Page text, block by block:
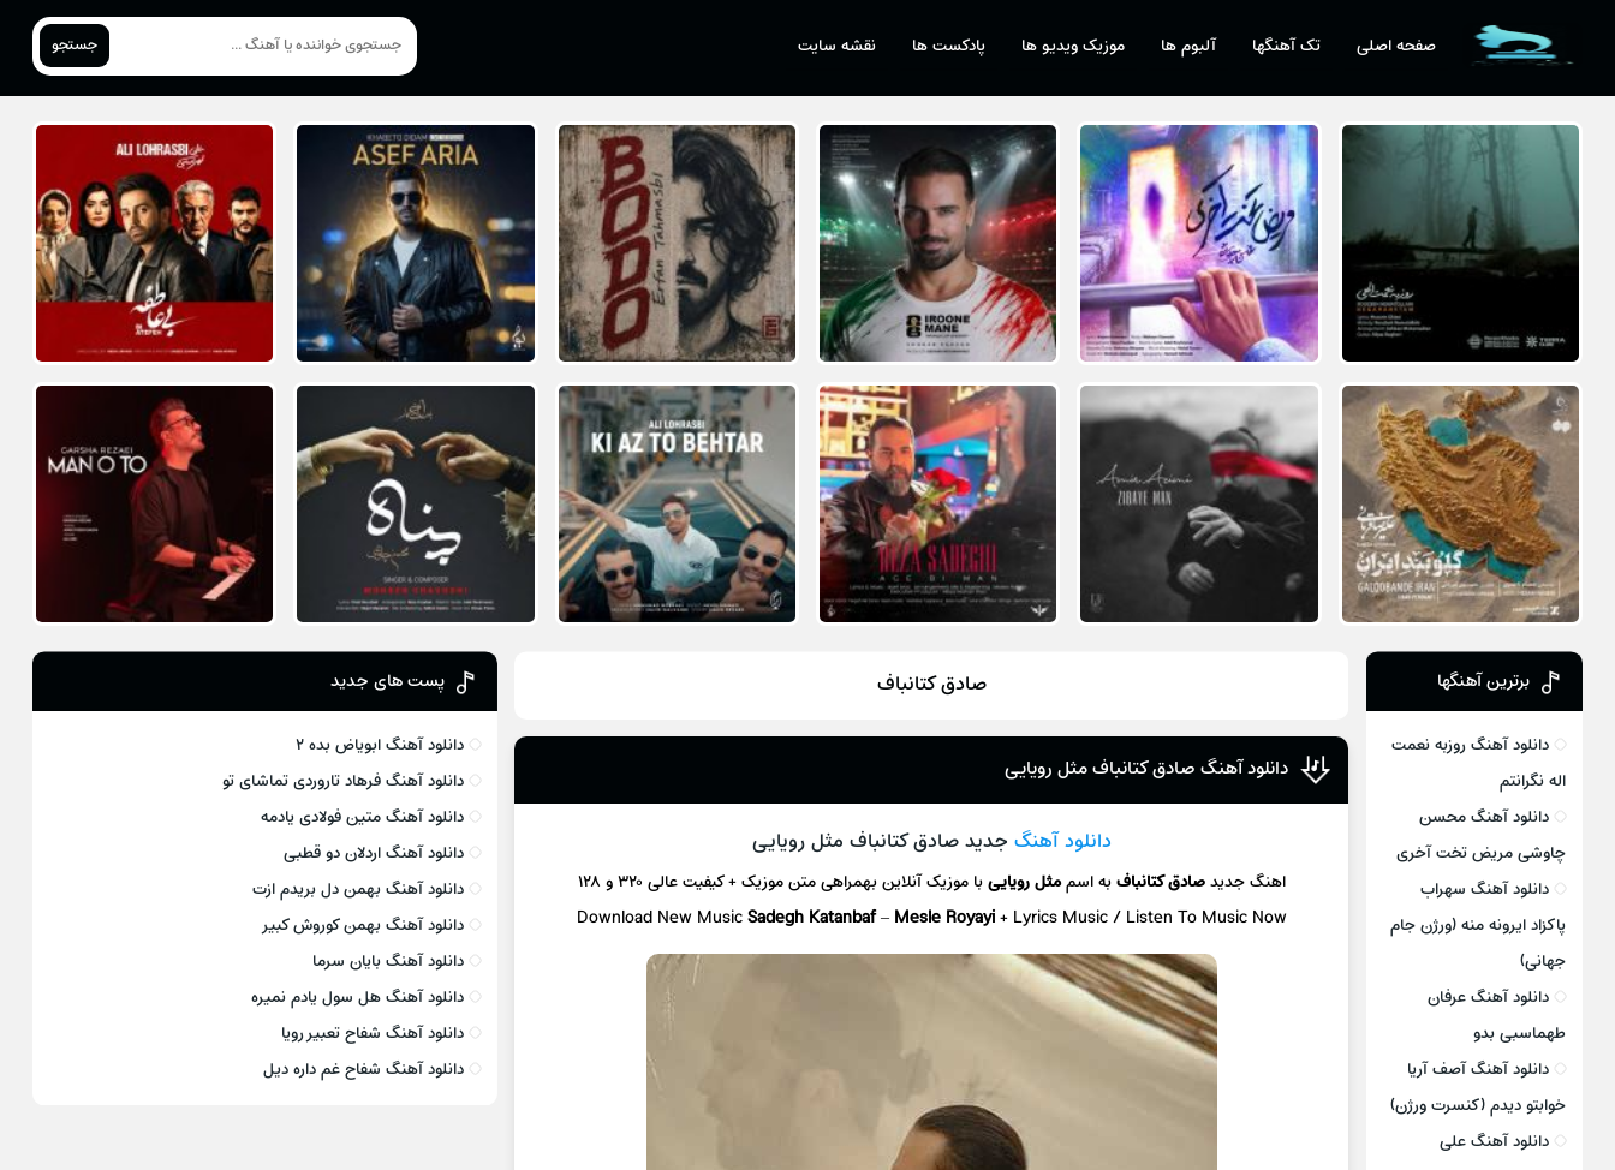
صفحه اصلی تک آهنگها آلبوم ها موزیک ویدیو ها پادکست ها نقشه سایت جستجو
صادق کتانباف
دانلود آهنگ صادق کتانباف مثل رویایی
دانلود آهنگ جدید صادق کتانباف مثل رویایی
اهنگ جدیدصادق کتانبافبه اسممثل رویاییبا موزیک آنلاین بهمراهی متن موزیک + کیفیت عالی ۳۲۰ و ۱۲۸
Download New MusicSadegh Katanbaf–Mesle Royayi+ Lyrics Music / Listen To Music Now
برترین آهنگها
دانلود آهنگ روزبه نعمت
اله نگرانتم
دانلود آهنگ محسن
چاوشی مریض تخت آخری
دانلود آهنگ سهراب
پاکزاد ایرونه منه (ورژن جام
جهانی)
دانلود آهنگ عرفان
طهماسبی بدو
دانلود آهنگ آصف آریا
خوابتو دیدم (کنسرت ورژن)
دانلود آهنگ علی
پست های جدید
دانلود آهنگ ابویاض بده ۲
دانلود آهنگ فرهاد تاروردی تماشای تو
دانلود آهنگ متین فولادی یادمه
دانلود آهنگ اردلان دو قطبی
دانلود آهنگ بهمن دل بریدم ازت
دانلود آهنگ بهمن کوروش کبیر
دانلود آهنگ بایان سرما
دانلود آهنگ هل سول یادم نمیره
دانلود آهنگ شفاح تعبیر رویا
دانلود آهنگ شفاح غم داره دیل